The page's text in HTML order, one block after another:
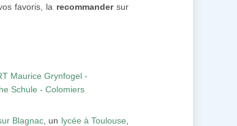
favoris, la recommandersur
Maurice Grynfogel -
Schule - Colomiers
Blagnac , un lycée à Toulouse